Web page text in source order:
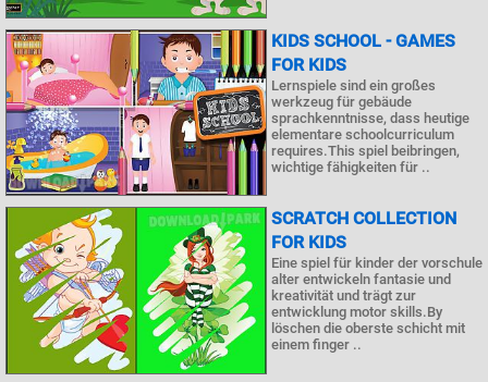
KIDS SCHOOL - GAMES
FOR KIDS
Lernspiele sind ein großes
werkzeug für gebäude
sprachkenntnisse, dass heutige
elementare schoolcurriculum
requires.This spiel beibringen,
wichtige fähigkeiten für ..
SCRATCH COLLECTION
FOR KIDS
Eine spiel für kinder der vorschule
alter entwickeln fantasie und
kreativität und trägt zur
entwicklung motor skills.By
löschen die oberste schicht mit
einem finger ..